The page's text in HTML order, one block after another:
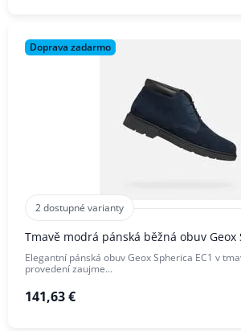
Doprava zadarmo
2 dostupné varianty
Tmavě modrá pánská běžná obuv Geox
Elegantní pánská obuv Geox Spherica EC1 v
provedení zaujme…
141,63 €